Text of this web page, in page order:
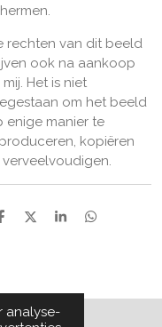
analyse-
rechten van dit beeld
ook na aankoop
mij. Het is niet
om het beeld
enige manier te
kopiëren
D
D
S
D